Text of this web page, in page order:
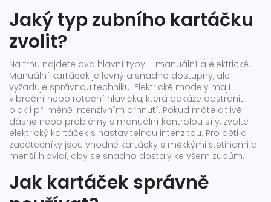
Jaký typ zubního kartáčku
zvolit?
Na trhu najdete dva hlavní typy – manuální a elektrické.
Manuální kartáček je levný a snadno dostupný, ale
vyžaduje správnou techniku. Elektrické modely mají
vibrační nebo rotační hlavičku, která dokáže odstranit
plak i při méně intenzivním drhnutí. Pokud máte citlivé
dásně nebo problémy s manuální kontrolou síly, zvolte
elektrický kartáček s nastavitelnou intenzitou. Pro děti a
začátečníky jsou vhodné kartáčky s měkkými štětinami a
menší hlavicí, aby se snadno dostaly ke všem zubům.
Jak kartáček správně